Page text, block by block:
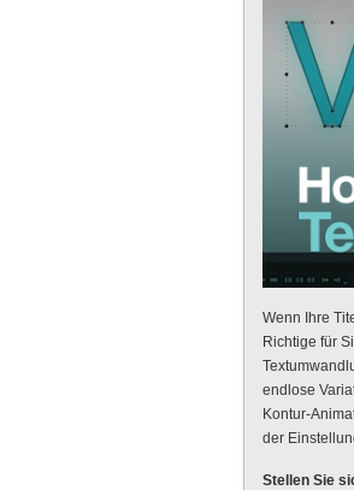
Wenn Ihre
Richtige für
endlose
Kontur-
der
Stellen Sie